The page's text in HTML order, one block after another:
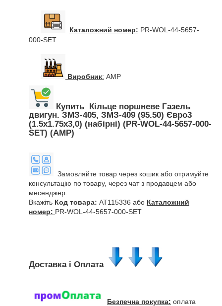
Каталожний номер: PR-WOL-44-5657-
000-SET
Виробник: AMP
Купить Кільце поршневе Газель
двигун. ЗМЗ-405, ЗМЗ-409 (95.50) Євро3
(1.5х1.75х3,0) (набірні) (PR-WOL-44-5657-000-
SET) (AMP)
Замовляйте товар через кошик або отримуйте
консультацію по товару, через чат з продавцем або
месенджер.
Вкажіть Код товара: AT115336 або Каталожний
номер: PR-WOL-44-5657-000-SET
Доставка і Оплата
Безпечна покупка: оплата